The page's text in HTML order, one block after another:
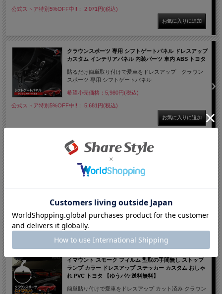
公式ストア特別5%OFF中!!： 2,071円(税込)
クラウンスポーツ 専用 シフトゲートパネル ドレスアップ
カスタム インテリアパネル 内装パーツ 車内 ABS トヨタ
貼るだけ簡単取り付けで愛車をドレスアップ クラウン
スポーツ 専用 シフトゲートパネル
希望小売価格：5,980円(税込)
公式ストア特別5%OFF中!!： 5,681円(税込)
クラウンスポーツ 専用 エンジンスターターカバー 1p 内
装 ドレスアップ パーツ カスタム プッシュスタートカバ
ー スタートボタン アルミ カバー ブルー トヨタ
さりげないドレスアップ こだわりのインテリア クラウン
イマウント スモーク フィルム 型取の手間無し ストップ
ランプ カラー ドレスアップ ステッカー カスタム おしゃ
れ PVC トヨタ 【ゆうパケ送料無料】
簡単貼り付けで愛車をドレスアップ カット済み クラウン